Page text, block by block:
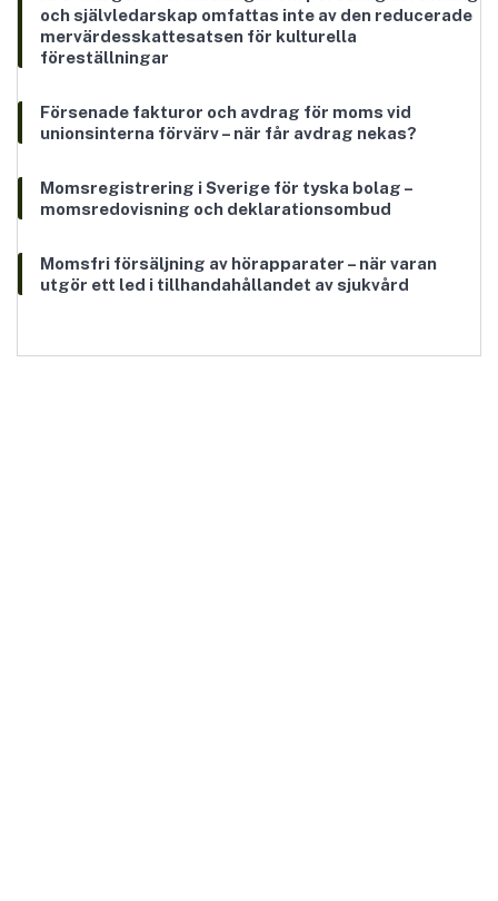
och självledarskap omfattas inte av den reducerade
mervärdesskattesatsen för kulturella
föreställningar
Försenade fakturor och avdrag för moms vid
unionsinterna förvärv – när får avdrag nekas?
Momsregistrering i Sverige för tyska bolag –
momsredovisning och deklarationsombud
Momsfri försäljning av hörapparater – när varan
utgör ett led i tillhandahållandet av sjukvård